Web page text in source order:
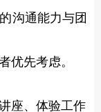
沟通能力与团
优先考虑。
座、体验工作